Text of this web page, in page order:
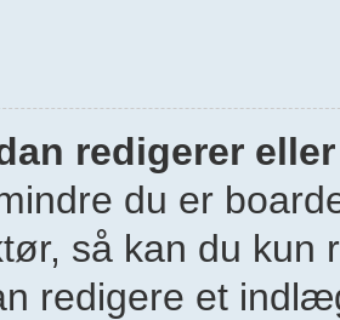
redigerer
du er
så kan du
redigere et